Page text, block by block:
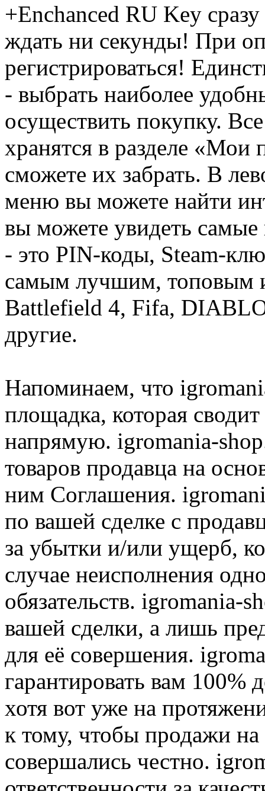
+Enchanced RU Key
ждать ни секунды! При
регистрироваться!
- выбрать наиболее
осуществить покупку.
хранятся в разделе
сможете их забрать. В
меню вы можете найти
вы можете увидеть самые
- это PIN-коды, Steam-
самым лучшим, топовым
Battlefield 4, Fifa,
другие.
Напоминаем, что
площадка, которая
напрямую. igromania-
товаров продавца на
ним Соглашения.
по вашей сделке с
за убытки и/или ущерб,
случае неисполнения
обязательств. igromania-
вашей сделки, а лишь
для её совершения.
гарантировать вам 100%
хотя вот уже на
к тому, чтобы продажи
совершались честно.